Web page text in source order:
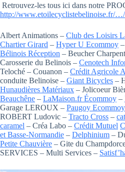
Retrouvez-les tous ici dans notre
http://www.etoilecyclistebelinoise.fr/
Albert Animations – Club des Loisirs
Chartier Girard – Hyper U Ecommoy –
Bélinois Réception – Beucher
Carosserie du Belinois – Cenotech
Teloché – Couanon – Crédit Agricole
conduite Belinoise – Giant Bicycles –
Hunaudières Matériaux – Jolicoeur
Beauchêne – LaMaison.fr Écommoy –
Garage LEROUX – Paugoy Ecommoy
ROBERT Ludovic – Tracto Cross –
caramel – Créa Labo – Crédit Mutuel
et Basse-Normandie – Delphinium –
Petite Chauvière – Gite du
SERVICES – Multi Services –